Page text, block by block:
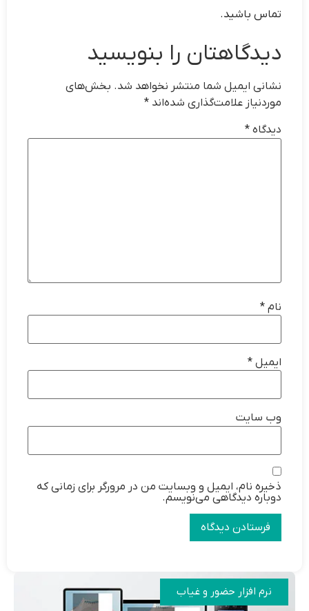
تماس باشید.
دیدگاهتان را بنویسید
نشانی ایمیل شما منتشر نخواهد شد. بخش‌های
موردنیاز علامت‌گذاری شده‌اند *
دیدگاه *
نام *
ایمیل *
وب‌ سایت
ذخیره نام، ایمیل و وبسایت من در مرورگر برای زمانی که
دوباره دیدگاهی می‌نویسم.
نرم افزار حضور و غیاب